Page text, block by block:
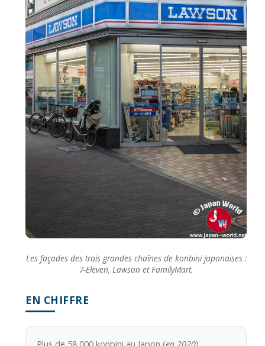
Les façades des trois grandes chaînes de konbini japonaises :
7-Eleven, Lawson et FamilyMart.
EN CHIFFRE